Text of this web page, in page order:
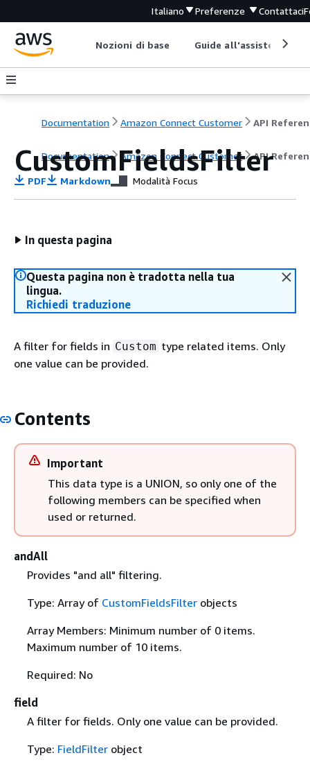
Italiano Preferenze Contattaci
Nozioni di base Guide all'assistenza
Documentation Amazon Connect Customer API
Documentation Amazon Connect Customer API
CustomFieldsFilter
PDF Markdown Modalità Focus
In questa pagina
Questa pagina non è tradotta nella tua
lingua.
Richiedi traduzione
A filter for fields in Custom type related items. Only
one value can be provided.
Contents
Important
This data type is a UNION, so only one of the
following members can be specified when
used or returned.
andAll
Provides "and all" filtering.
Type: Array of CustomFieldsFilterobjects
Array Members: Minimum number of 0 items.
Maximum number of 10 items.
Required: No
field
A filter for fields. Only one value can be provided.
Type: FieldFilterobject